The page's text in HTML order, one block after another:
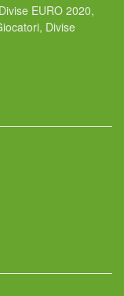
EURO 2020,
Divise